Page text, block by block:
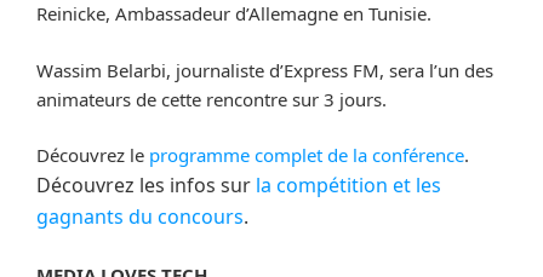
Reinicke, Ambassadeur d’Allemagne en Tunisie.
Wassim Belarbi, journaliste d’Express FM, sera l’un des
animateurs de cette rencontre sur 3 jours.
Découvrez le programme complet de la conférence.
Découvrez les infos sur la compétition et les
gagnants du concours.